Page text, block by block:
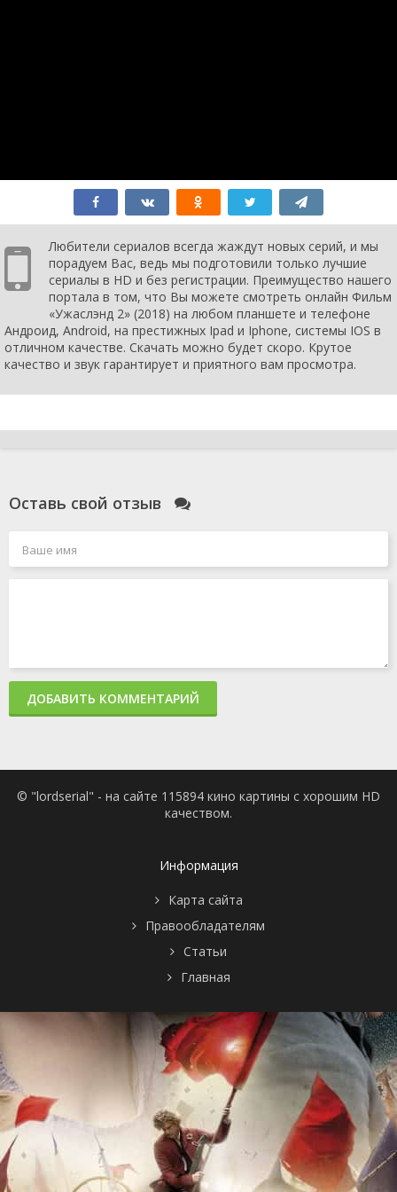
Любители сериалов всегда жаждут новых серий, и мы
порадуем Вас, ведь мы подготовили только лучшие
сериалы в HD и без регистрации. Преимущество нашего
портала в том, что Вы можете смотреть онлайн Фильм
«Ужаслэнд 2» (2018) на любом планшете и телефоне
Андроид, Android, на престижных Ipad и Iphone, системы IOS в
отличном качестве. Скачать можно будет скоро. Крутое
качество и звук гарантирует и приятного вам просмотра.
Оставь свой отзыв
ДОБАВИТЬ КОММЕНТАРИЙ
© "lordserial" - на сайте 115894 кино картины с хорошим HD
качеством.
Информация
Карта сайта
Правообладателям
Статьи
Главная